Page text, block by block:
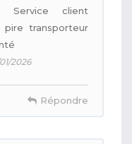
Service client
transporteur
2026
Répondre